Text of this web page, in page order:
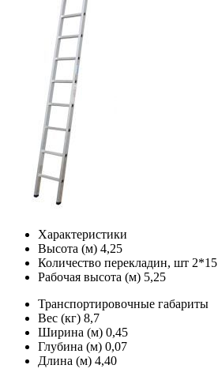
Характеристики
Высота (м) 4,25
Количество перекладин, шт 2*15
Рабочая высота (м) 5,25
Транспортировочные габариты
Вес (кг) 8,7
Ширина (м) 0,45
Глубина (м) 0,07
Длина (м) 4,40